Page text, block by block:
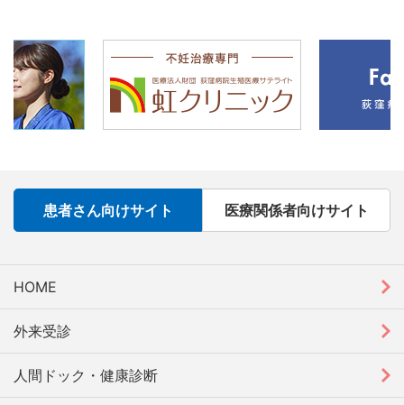
患者さん向けサイト 医療関係者向けサイト
HOME
外来受診
人間ドック・健康診断